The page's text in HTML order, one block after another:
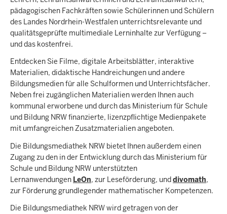
pädagogischen Fachkräften sowie Schülerinnen und Schülern
des Landes Nordrhein-Westfalen unterrichtsrelevante und
qualitätsgeprüfte multimediale Lerninhalte zur Verfügung –
und das kostenfrei.
Entdecken Sie Filme, digitale Arbeitsblätter, interaktive
Materialien, didaktische Handreichungen und andere
Bildungsmedien für alle Schulformen und Unterrichtsfächer.
Neben frei zugänglichen Materialien werden Ihnen auch
kommunal erworbene und durch das Ministerium für Schule
und Bildung NRW finanzierte, lizenzpflichtige Medienpakete
mit umfangreichen Zusatzmaterialien angeboten.
Die Bildungsmediathek NRW bietet Ihnen außerdem einen
Zugang zu den in der Entwicklung durch das Ministerium für
Schule und Bildung NRW unterstützten
Lernanwendungen LeOn, zur Leseförderung, unddivomath,
zur Förderung grundlegender mathematischer Kompetenzen.
Die Bildungsmediathek NRW wird getragen von der